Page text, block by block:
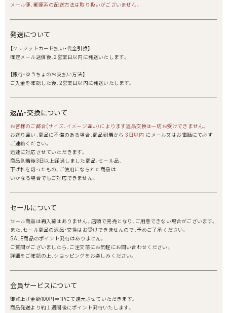
メール便、郵便系の配送方法は取り扱いがございません。
発送について
【クレジットカード払い・代金引換】
確定メール送信後、2営業日以内に発送いたします。
【銀行・ゆうちょのお支払い方法】
ご入金を確認した後、2営業日以内に発送いたします。
返品・交換について
お客様のご都合(サイズ、イメージ違い）によります返品交換は一切お受けできません。
お送り違い、商品に不備のある場合、商品到着から3日以内 にメール又はお電話にて必ず
ご連絡ください。
迅速に対応させていただきます。
商品到着後3日以上経過しました商品、セール品、
下げ札を切ったもの、ご使用になられた商品は
いかなる場合でもご対応できません。
セールについて
セール商品は再入荷はありません。店頭で完売となり、ご用意できない場合がございます。
また、セール商品の返品・交換はお受けできませんので、予めご了承ください。
SALE商品のポイント発行はありません。
ご質問がございましたら、ご注文前にお気軽にお問い合わせください。
詳細をご確認の上、ショッピングをお楽しみください。
会員サービスについて
御買上げ金額100円＝1Pにて還元させていただきます。
商品発送より約１週間後にポイント発行いたします。